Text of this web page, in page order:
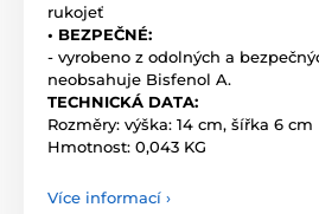
rukojeť
• BEZPEČNÉ:
- vyrobeno z odolných a
neobsahuje Bisfenol A.
TECHNICKÁ DATA:
Rozměry: výška: 14 cm, šířka 6 cm
Hmotnost: 0,043 KG
Více informací ›